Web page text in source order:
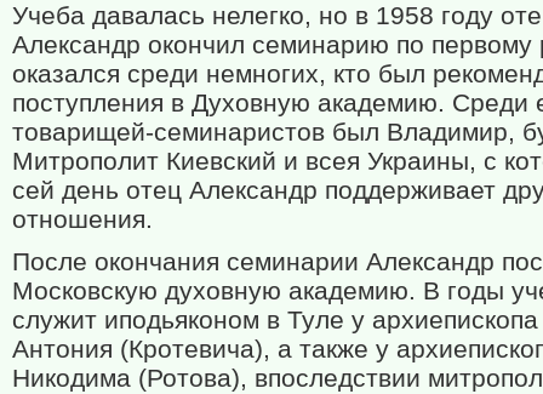
Учеба давалась нелегко, но в 1958 году
Александр окончил семинарию по первому
оказался среди немногих, кто был
поступления в Духовную академию. Среди
товарищей-семинаристов был Владимир,
Митрополит Киевский и всея Украины, с
сей день отец Александр поддерживает
отношения.
После окончания семинарии Александр
Московскую духовную академию. В годы
служит иподьяконом в Туле у архиепископа
Антония (Кротевича), а также у
Никодима (Ротова), впоследствии